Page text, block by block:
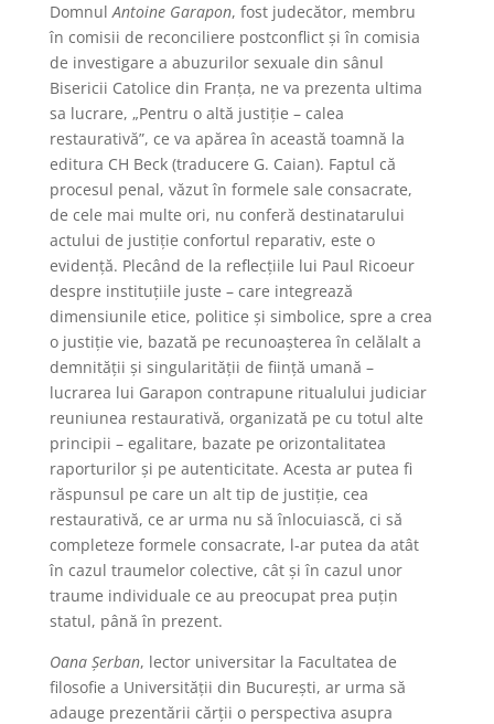
Domnul Antoine Garapon, fost judecător, membru
în comisii de reconciliere postconflict și în comisia
de investigare a abuzurilor sexuale din sânul
Bisericii Catolice din Franța, ne va prezenta ultima
sa lucrare, „Pentru o altă justiție – calea
restaurativă”, ce va apărea în această toamnă la
editura CH Beck (traducere G. Caian). Faptul că
procesul penal, văzut în formele sale consacrate,
de cele mai multe ori, nu conferă destinatarului
actului de justiție confortul reparativ, este o
evidență. Plecând de la reflecțiile lui Paul Ricoeur
despre instituțiile juste – care integrează
dimensiunile etice, politice și simbolice, spre a crea
o justiție vie, bazată pe recunoașterea în celălalt a
demnității și singularității de ființă umană –
lucrarea lui Garapon contrapune ritualului judiciar
reuniunea restaurativă, organizată pe cu totul alte
principii – egalitare, bazate pe orizontalitatea
raporturilor și pe autenticitate. Acesta ar putea fi
răspunsul pe care un alt tip de justiție, cea
restaurativă, ce ar urma nu să înlocuiască, ci să
completeze formele consacrate, l-ar putea da atât
în cazul traumelor colective, cât și în cazul unor
traume individuale ce au preocupat prea puțin
statul, până în prezent.
Oana Șerban, lector universitar la Facultatea de
filosofie a Universității din București, ar urma să
adauge prezentării cărții o perspectiva asupra